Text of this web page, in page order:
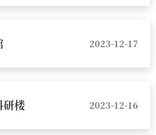
2023-12-17
研楼 2023-12-16